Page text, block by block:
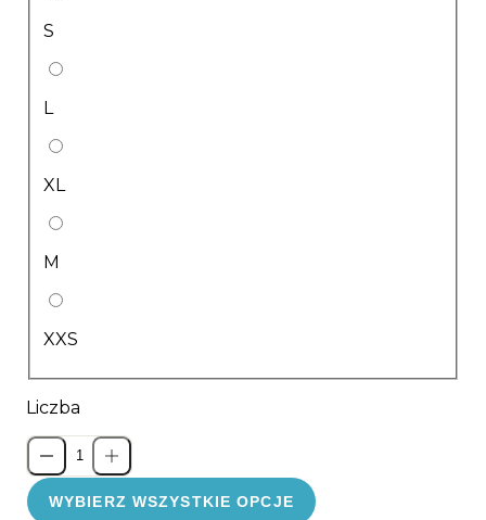
S
L
XL
M
XXS
Liczba
WYBIERZ WSZYSTKIE OPCJE